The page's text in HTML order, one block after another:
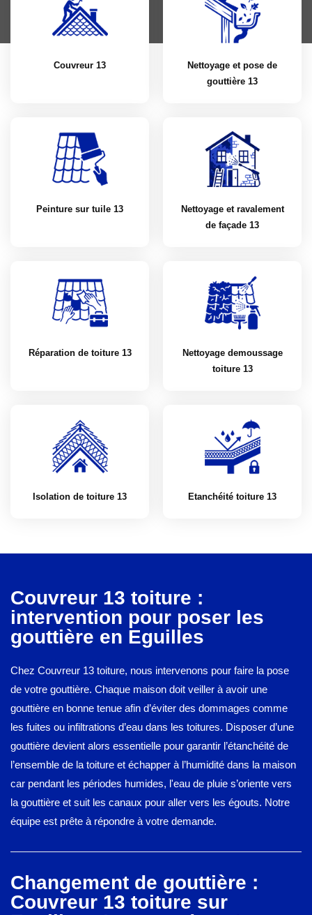
Couvreur 13
Nettoyage et pose de
gouttière 13
Peinture sur tuile 13
Nettoyage et ravalement
de façade 13
Réparation de toiture 13
Nettoyage demoussage
toiture 13
Isolation de toiture 13 Etanchéité toiture 13
Couvreur 13 toiture :
intervention pour poser les
gouttière en Eguilles
Chez Couvreur 13 toiture, nous intervenons pour faire la pose
de votre gouttière. Chaque maison doit veiller à avoir une
gouttière en bonne tenue afin d’éviter des dommages comme
les fuites ou infiltrations d’eau dans les toitures. Disposer d’une
gouttière devient alors essentielle pour garantir l’étanchéité de
l’ensemble de la toiture et échapper à l’humidité dans la maison
car pendant les périodes humides, l'eau de pluie s’oriente vers
la gouttière et suit les canaux pour aller vers les égouts. Notre
équipe est prête à répondre à votre demande.
Changement de gouttière :
Couvreur 13 toiture sur